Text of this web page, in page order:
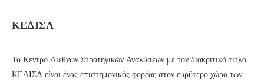
ΚΕΔΙΣΑ
Το Κέντρο Διεθνών Στρατηγικών Αναλύσεων με τον διακριτικό τίτλο
ΚΕΔΙΣΑ είναι ένας επιστημονικός φορέας στον ευρύτερο χώρο των